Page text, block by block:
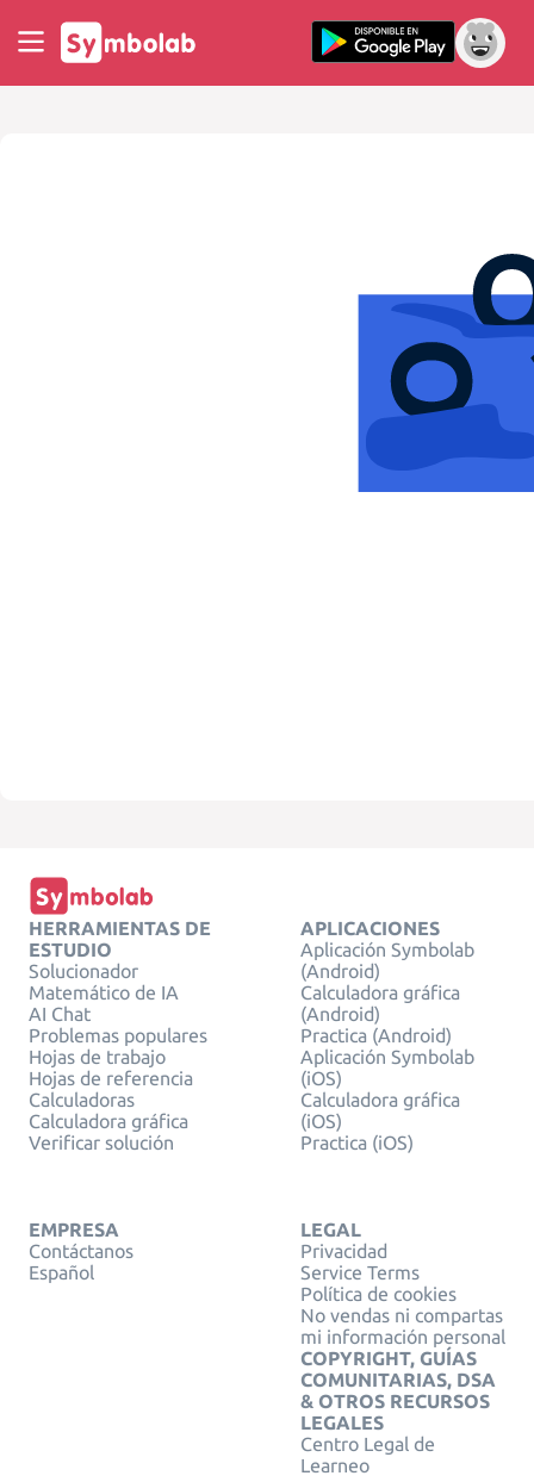
HERRAMIENTAS DE
ESTUDIO
Solucionador
Matemático de IA
AI Chat
Problemas populares
Hojas de trabajo
Hojas de referencia
Calculadoras
Calculadora gráfica
Verificar solución
APLICACIONES
Aplicación Symbolab
(Android)
Calculadora gráfica
(Android)
Practica (Android)
Aplicación Symbolab
(iOS)
Calculadora gráfica
(iOS)
Practica (iOS)
EMPRESA
Contáctanos
Español
LEGAL
Privacidad
Service Terms
Política de cookies
No vendas ni compartas
mi información personal
COPYRIGHT, GUÍAS
COMUNITARIAS, DSA
& OTROS RECURSOS
LEGALES
Centro Legal de
Learneo